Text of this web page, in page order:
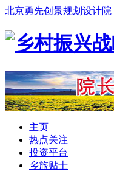
北京勇先创景规划设计院
主页
热点关注
投资平台
乡旅贴士